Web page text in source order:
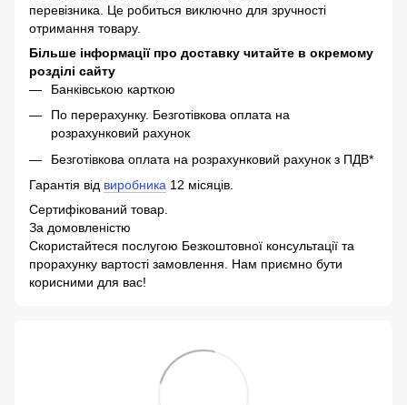
перевізника. Це робиться виключно для зручності
отримання товару.
Більше інформації про доставку читайте в окремому
розділі сайту
Банківською карткою
По перерахунку. Безготівкова оплата на
розрахунковий рахунок
Безготівкова оплата на розрахунковий рахунок з ПДВ*
Гарантія від виробника 12 місяців.
Сертифікований товар.
За домовленістю
Скористайтеся послугою Безкоштовної консультації та
прорахунку вартості замовлення. Нам приємно бути
корисними для вас!